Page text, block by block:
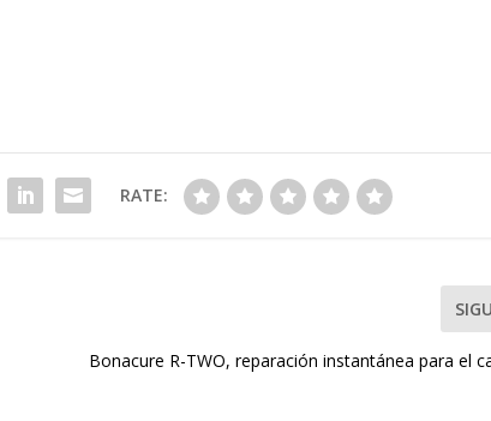
RATE:
Bonacure R-TWO, reparación instantánea para el